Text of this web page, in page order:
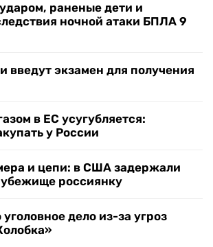
раненые дети и
ночной атаки БПЛА 9
введут экзамен для получения
в ЕС усугубляется:
у России
и цепи: в США задержали
россиянку
дело из-за угроз